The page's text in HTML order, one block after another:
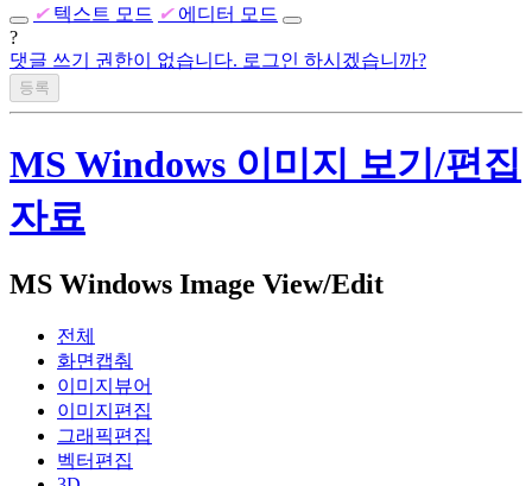
✔ 텍스트 모드 ✔ 에디터 모드
?
댓글 쓰기 권한이 없습니다. 로그인 하시겠습니까?
MS Windows 이미지 보기/편집
자료
MS Windows Image View/Edit
전체
화면캡춰
이미지뷰어
이미지편집
그래픽편집
벡터편집